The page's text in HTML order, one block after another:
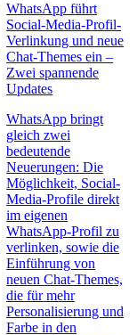
WhatsApp führt
Social-Media-Profil-
Verlinkung und neue
Chat-Themes ein –
Zwei spannende
Updates
WhatsApp bringt
gleich zwei
bedeutende
Neuerungen: Die
Möglichkeit, Social-
Media-Profile direkt
im eigenen
WhatsApp-Profil zu
verlinken, sowie die
Einführung von
neuen Chat-Themes,
die für mehr
Personalisierung und
Farbe in den